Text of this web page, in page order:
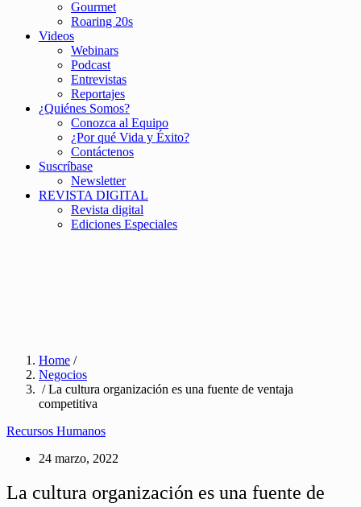
Gourmet
Roaring 20s
Videos
Webinars
Podcast
Entrevistas
Reportajes
¿Quiénes Somos?
Conozca al Equipo
¿Por qué Vida y Éxito?
Contáctenos
Suscríbase
Newsletter
REVISTA DIGITAL
Revista digital
Ediciones Especiales
Home /
Negocios
/ La cultura organización es una fuente de ventaja
competitiva
Recursos Humanos
24 marzo, 2022
La cultura organización es una fuente de